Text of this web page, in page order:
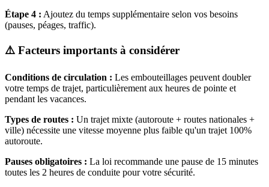
Étape 4 : Ajoutez du temps supplémentaire selon vos besoins
(pauses, péages, traffic).
⚠️ Facteurs importants à considérer
Conditions de circulation : Les embouteillages peuvent doubler
votre temps de trajet, particulièrement aux heures de pointe et
pendant les vacances.
Types de routes : Un trajet mixte (autoroute + routes nationales +
ville) nécessite une vitesse moyenne plus faible qu'un trajet 100%
autoroute.
Pauses obligatoires : La loi recommande une pause de 15 minutes
toutes les 2 heures de conduite pour votre sécurité.